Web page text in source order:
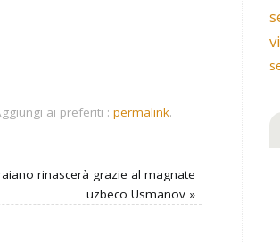
ai preferiti : permalink.
rinascerà grazie al magnate
uzbeco Usmanov »